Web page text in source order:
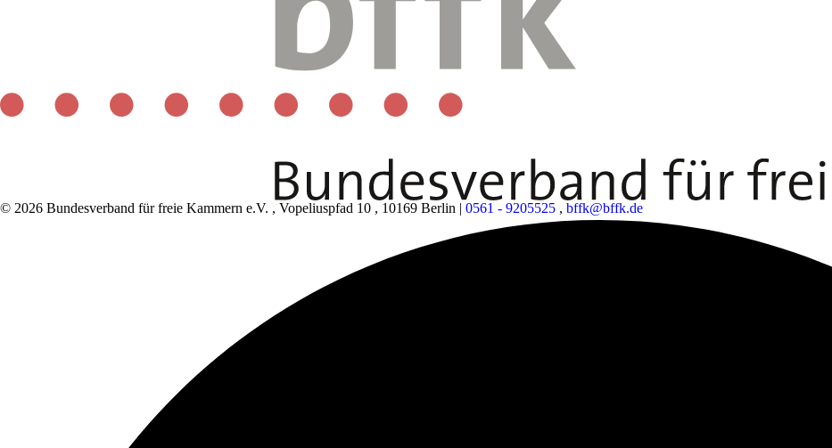
© 2026 Bundesverband für freie Kammern e.V. , Vopeliuspfad 10 , 10169 Berlin | 0561 - 9205525 , bffk@bffk.de